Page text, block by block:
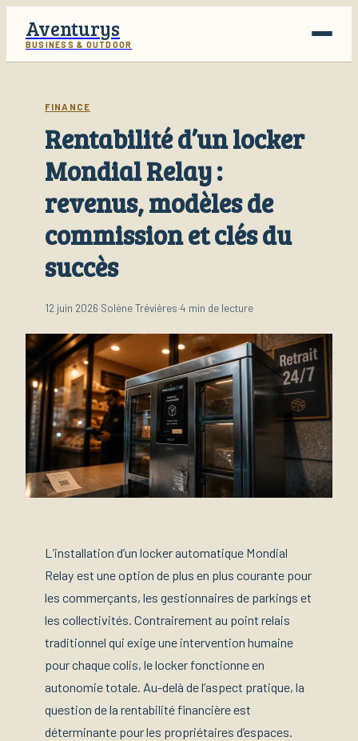
Aventurys
BUSINESS & OUTDOOR
Business
Finance
Lifestyle
FINANCE
Rentabilité d’un locker
Mondial Relay :
revenus, modèles de
commission et clés du
succès
12 juin 2026·Solène Trévières·4 min de lecture
L’installation d’un locker automatique Mondial
Relay est une option de plus en plus courante pour
les commerçants, les gestionnaires de parkings et
les collectivités. Contrairement au point relais
traditionnel qui exige une intervention humaine
pour chaque colis, le locker fonctionne en
autonomie totale. Au-delà de l’aspect pratique, la
question de la rentabilité financière est
déterminante pour les propriétaires d’espaces.